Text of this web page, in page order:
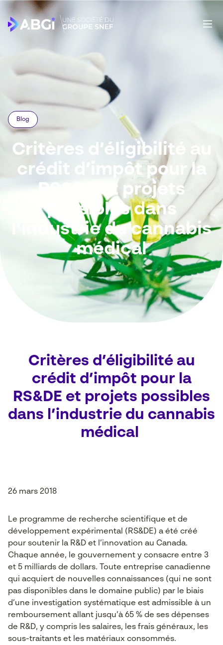
Blog
Critères d’éligibilité au
crédit d’impôt pour la
RS&DE et projets
possibles dans
l’industrie du cannabis
médical
Critères d’éligibilité au
crédit d’impôt pour la
RS&DE et projets possibles
dans l’industrie du cannabis
médical
26 mars 2018
Le programme de recherche scientifique et de
développement expérimental (RS&DE) a été créé
pour soutenir la R&D et l’innovation au Canada.
Chaque année, le gouvernement y consacre entre 3
et 5 milliards de dollars. Toute entreprise canadienne
qui acquiert de nouvelles connaissances (qui ne sont
pas disponibles dans le domaine public) par le biais
d’une investigation systématique est admissible à un
remboursement allant jusqu’à 65 % de ses dépenses
de R&D, y compris les salaires, les frais généraux, les
sous-traitants et les matériaux consommés.